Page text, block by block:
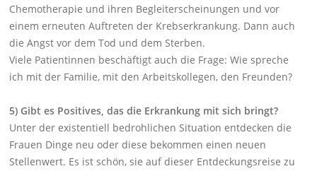
Chemotherapie und ihren Begleiterscheinungen und vor
einem erneuten Auftreten der Krebserkrankung. Dann auch
die Angst vor dem Tod und dem Sterben.
Viele Patientinnen beschäftigt auch die Frage: Wie spreche
ich mit der Familie, mit den Arbeitskollegen, den Freunden?
5) Gibt es Positives, das die Erkrankung mit sich bringt?
Unter der existentiell bedrohlichen Situation entdecken die
Frauen Dinge neu oder diese bekommen einen neuen
Stellenwert. Es ist schön, sie auf dieser Entdeckungsreise zu